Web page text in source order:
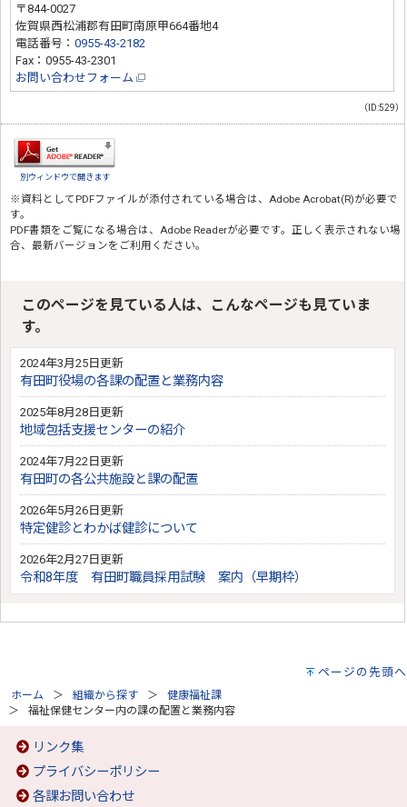
〒844-0027
佐賀県西松浦郡有田町南原甲664番地4
電話番号：0955-43-2182
Fax：0955-43-2301
お問い合わせフォーム
（ID:529）
別ウィンドウで開きます
※資料としてPDFファイルが添付されている場合は、 Adobe Acrobat(R)が必要で
す。
PDF書類をご覧になる場合は、 Adobe Readerが必要です。正しく表示されない場
合、最新バージョンをご利用ください。
このページを見ている人は、こんなページも見ていま
す。
2024年3月25日更新
有田町役場の各課の配置と業務内容
2025年8月28日更新
地域包括支援センターの紹介
2024年7月22日更新
有田町の各公共施設と課の配置
2026年5月26日更新
特定健診とわかば健診について
2026年2月27日更新
令和8年度 有田町職員採用試験 案内（早期枠）
ページの先頭へ
ホーム 組織から探す
健康福祉課
福祉保健センター内の課の配置と業務内容
リンク集
プライバシーポリシー
各課お問い合わせ